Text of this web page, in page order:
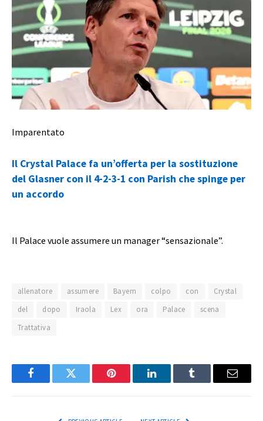
Imparentato
Il Crystal Palace fa un’offerta per la sostituzione
del Glasner con il 4-2-3-1 con Parish che spinge per
un accordo
Il Palace vuole assumere un manager “sensazionale”.
allenatore assumere Bayern colpo con
Crystal
del
dopo Iraola Lex ora Palace
scena
Trattativa
FacebookTwitter Pinterest LinkedInTumblr Email